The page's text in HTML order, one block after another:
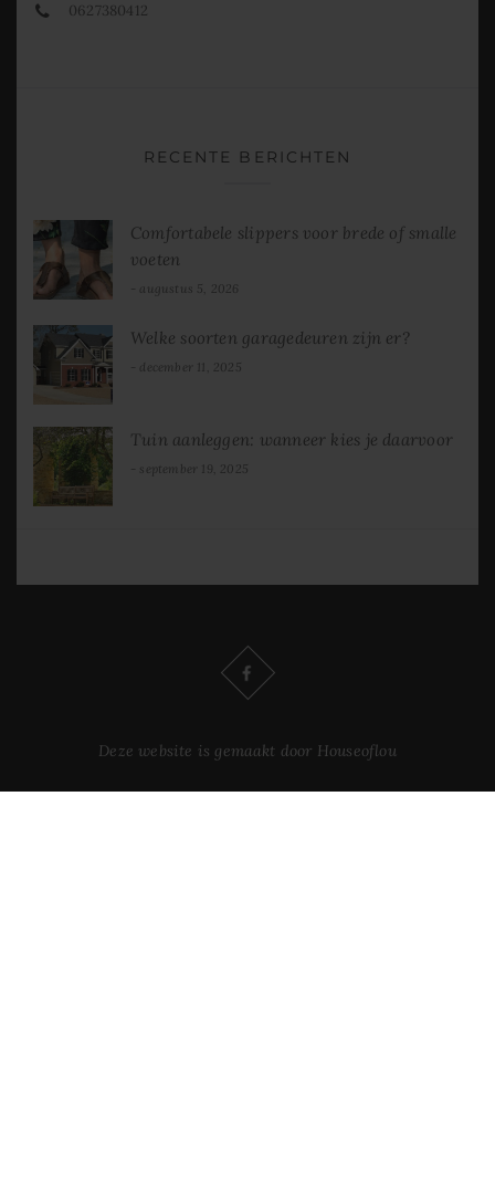
0627380412
RECENTE BERICHTEN
Comfortabele slippers voor brede of smalle
voeten
augustus 5, 2026
Welke soorten garagedeuren zijn er?
december 11, 2025
Tuin aanleggen: wanneer kies je daarvoor
september 19, 2025
Deze website is gemaakt door Houseoflou